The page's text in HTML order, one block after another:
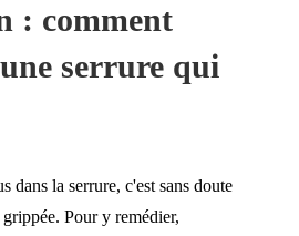
: comment
serrure qui
dans la serrure, c'est sans doute
Pour y remédier,